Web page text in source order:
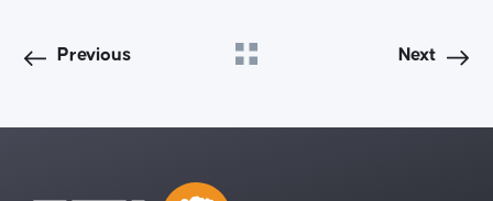
Previous Next